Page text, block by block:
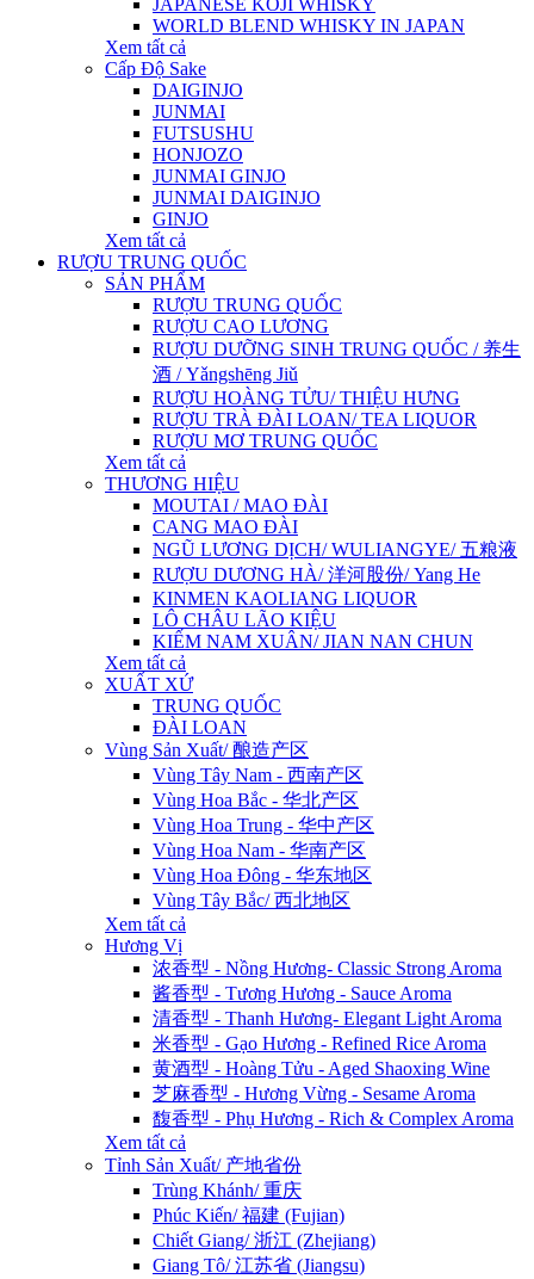
JAPANESE KOJI WHISKY
WORLD BLEND WHISKY IN JAPAN
Xem tất cả
Cấp Độ Sake
DAIGINJO
JUNMAI
FUTSUSHU
HONJOZO
JUNMAI GINJO
JUNMAI DAIGINJO
GINJO
Xem tất cả
RƯỢU TRUNG QUỐC
SẢN PHẨM
RƯỢU TRUNG QUỐC
RƯỢU CAO LƯƠNG
RƯỢU DƯỠNG SINH TRUNG QUỐC / 养生
酒 / Yǎngshēng Jiǔ
RƯỢU HOÀNG TỬU/ THIỆU HƯNG
RƯỢU TRÀ ĐÀI LOAN/ TEA LIQUOR
RƯỢU MƠ TRUNG QUỐC
Xem tất cả
THƯƠNG HIỆU
MOUTAI / MAO ĐÀI
CANG MAO ĐÀI
NGŨ LƯƠNG DỊCH/ WULIANGYE/ 五粮液
RƯỢU DƯƠNG HÀ/ 洋河股份/ Yang He
KINMEN KAOLIANG LIQUOR
LÔ CHÂU LÃO KIỆU
KIẾM NAM XUÂN/ JIAN NAN CHUN
Xem tất cả
XUẤT XỨ
TRUNG QUỐC
ĐÀI LOAN
Vùng Sản Xuất/ 酿造产区
Vùng Tây Nam - 西南产区
Vùng Hoa Bắc - 华北产区
Vùng Hoa Trung - 华中产区
Vùng Hoa Nam - 华南产区
Vùng Hoa Đông - 华东地区
Vùng Tây Bắc/ 西北地区
Xem tất cả
Hương Vị
浓香型 - Nồng Hương- Classic Strong Aroma
酱香型 - Tương Hương - Sauce Aroma
清香型 - Thanh Hương- Elegant Light Aroma
米香型 - Gạo Hương - Refined Rice Aroma
黄酒型 - Hoàng Tửu - Aged Shaoxing Wine
芝麻香型 - Hương Vừng - Sesame Aroma
馥香型 - Phụ Hương - Rich & Complex Aroma
Xem tất cả
Tỉnh Sản Xuất/ 产地省份
Trùng Khánh/ 重庆
Phúc Kiến/ 福建 (Fujian)
Chiết Giang/ 浙江 (Zhejiang)
Giang Tô/ 江苏省 (Jiangsu)